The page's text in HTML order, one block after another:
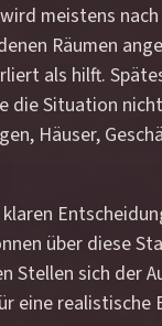
meistens
Räumen
als hilft.
Situation
Häuser,
über diese
sich der
eine realistische